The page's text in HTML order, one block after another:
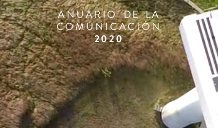
ANUARIO DE LA
COMUNICACIÓN
2020